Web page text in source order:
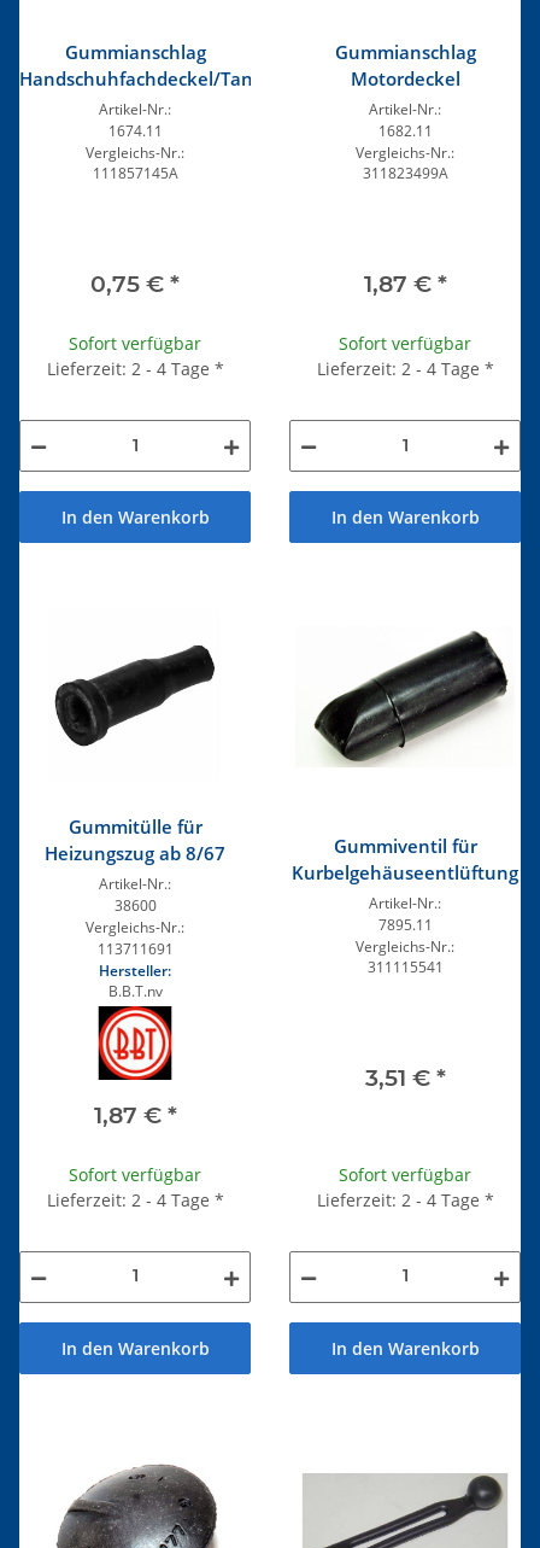
Gummianschlag
Handschuhfachdeckel/Tankklappe
Artikel-Nr.:
1674.11
Vergleichs-Nr.:
111857145A
0,75 € *
Sofort verfügbar
Lieferzeit: 2 - 4 Tage *
In den Warenkorb
Gummianschlag
Motordeckel
Artikel-Nr.:
1682.11
Vergleichs-Nr.:
311823499A
1,87 € *
Sofort verfügbar
Lieferzeit: 2 - 4 Tage *
In den Warenkorb
Gummitülle für
Heizungszug ab 8/67
Artikel-Nr.:
38600
Vergleichs-Nr.:
113711691
Hersteller:
B.B.T.nv
1,87 € *
Sofort verfügbar
Lieferzeit: 2 - 4 Tage *
In den Warenkorb
Gummiventil für
Kurbelgehäuseentlüftung
Artikel-Nr.:
7895.11
Vergleichs-Nr.:
311115541
3,51 € *
Sofort verfügbar
Lieferzeit: 2 - 4 Tage *
In den Warenkorb